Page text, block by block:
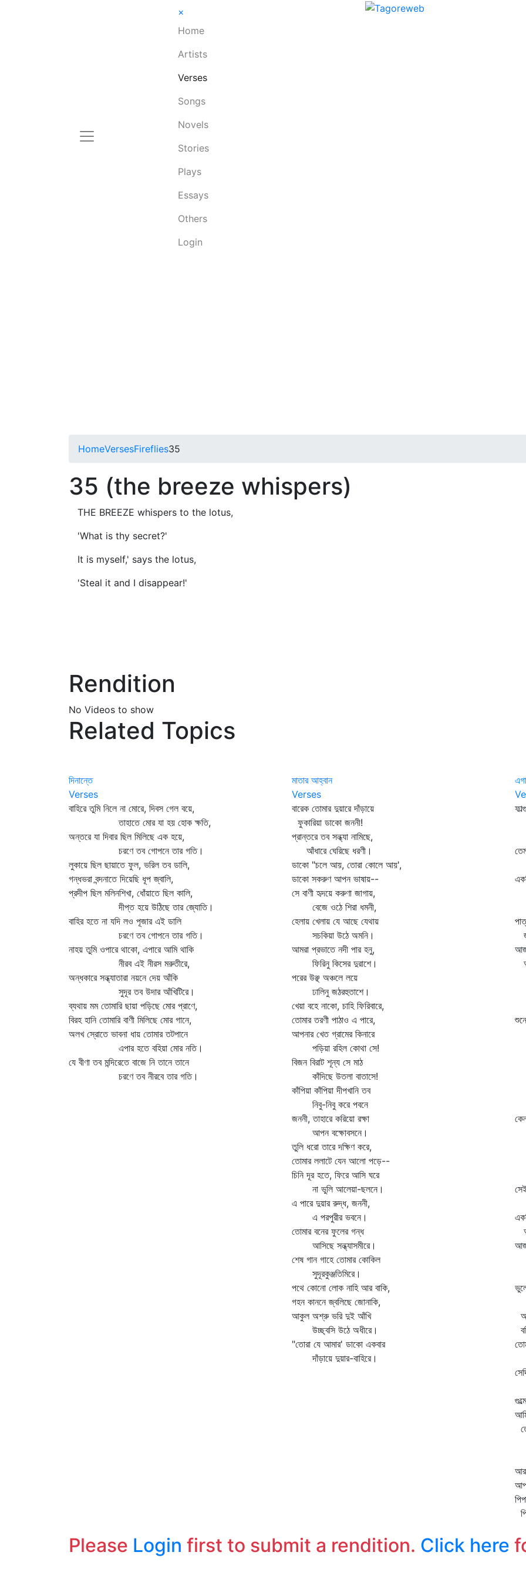
×
Home
Artists
Verses
Songs
Novels
Stories
Plays
Essays
Others
Login
HomeVersesFireflies35
35 (the breeze whispers)
THE BREEZE whispers to the lotus,
'What is thy secret?'
It is myself,' says the lotus,
'Steal it and I disappear!'
Rendition
No Videos to show
Related Topics
দিনান্তে
Verses
বাহিরে তুমি নিলে না মোরে, দিবস গেল বয়ে,
তাহাতে মোর যা হয় হোক ক্ষতি,
অন্তরে যা দিবার ছিল মিলিছে এক হয়ে,
চরণে তব গোপনে তার গতি।
লুকায়ে ছিল ছায়াতে ফুল, ভরিল তব ডালি,
গন্ধভরা বন্দনাতে দিয়েছি ধূপ জ্বালি,
প্রদীপ ছিল মলিনশিখা, ধোঁয়াতে ছিল কালি,
দীপ্ত হয়ে উঠিছে তার জ্যোতি।
বাহির হতে না যদি লও পূজার এই ডালি
চরণে তব গোপনে তার গতি।
নাহয় তুমি ওপারে থাকো, এপারে আমি থাকি
নীরব এই নীরস মরুতীরে,
অন্ধকারে সন্ধ্যাতারা নয়নে দেয় আঁকি
সুদূর তব উদার আঁখিটিরে।
ব্যথায় মম তোমারি ছায়া পড়িছে মোর প্রাণে,
বিরহ হানি তোমারি বাণী মিলিছে মোর গানে,
অলখ স্রোতে ভাবনা ধায় তোমার তটপানে
এপার হতে বহিয়া মোর নতি।
যে বীণা তব মন্দিরেতে বাজে নি তানে তানে
চরণে তব নীরবে তার গতি।
মাতার আহ্বান
Verses
বারেক তোমার দুয়ারে দাঁড়ায়ে
ফুকারিয়া ডাকো জননী!
প্রান্তরে তব সন্ধ্যা নামিছে,
আঁধারে ঘেরিছে ধরণী।
ডাকো "চলে আয়, তোরা কোলে আয়',
ডাকো সকরুণ আপন ভাষায়--
সে বাণী হৃদয়ে করুণা জাগায়,
বেজে ওঠে শিরা ধমনী,
হেলায় খেলায় যে আছে যেথায়
সচকিয়া উঠে অমনি।
আমরা প্রভাতে নদী পার হনু,
ফিরিনু কিসের দুরাশে।
পরের উঞ্ছ অঞ্চলে লয়ে
ঢালিনু জঠরহুতাশে।
খেয়া বহে নাকো, চাহি ফিরিবারে,
তোমার তরণী পাঠাও এ পারে,
আপনার খেত গ্রামের কিনারে
পড়িয়া রহিল কোথা সে!
বিজন বিরাট শূন্য সে মাঠ
কাঁদিছে উতলা বাতাসে!
কাঁপিয়া কাঁপিয়া দীপখানি তব
নিবু-নিবু করে পবনে
জননী, তাহারে করিয়ো রক্ষা
আপন বক্ষোবসনে।
তুলি ধরো তারে দক্ষিণ করে,
তোমার ললাটে যেন আলো পড়ে--
চিনি দূর হতে, ফিরে আসি ঘরে
না ভুলি আলেয়া-ছলনে।
এ পারে দুয়ার রুদ্ধ, জননী,
এ পরপুরীর ভবনে।
তোমার বনের ফুলের গন্ধ
আসিছে সন্ধ্যাসমীরে।
শেষ গান গাহে তোমার কোকিল
সুদূরকুঞ্জতিমিরে।
পথে কোনো লোক নাহি আর বাকি,
গহন কাননে জ্বলিছে জোনাকি,
আকুল অশ্রু ভরি দুই আঁখি
উচ্ছ্বসি উঠে অধীরে।
"তোরা যে আমার' ডাকো একবার
দাঁড়ায়ে দুয়ার-বাহিরে।
আজ
আজ
Please Login first to submit a rendition. Click here